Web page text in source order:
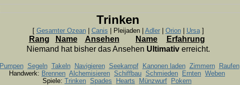
Trinken
[ Gesamter Ozean| Canis | Pleijaden | Adler| Orion| Ursa]
Rang Name Ansehen Name
Erfahrung
Niemand hat bisher das Ansehen Ultimativerreicht.
Pumpen Segeln Takeln Navigieren Seekampf Kanonen laden Zimmern Raufen
Handwerk: Brennen Alchemisieren Schiffbau Schmieden Ernten Weben
Spiele: Trinken Spades Hearts Münzwurf Pokern